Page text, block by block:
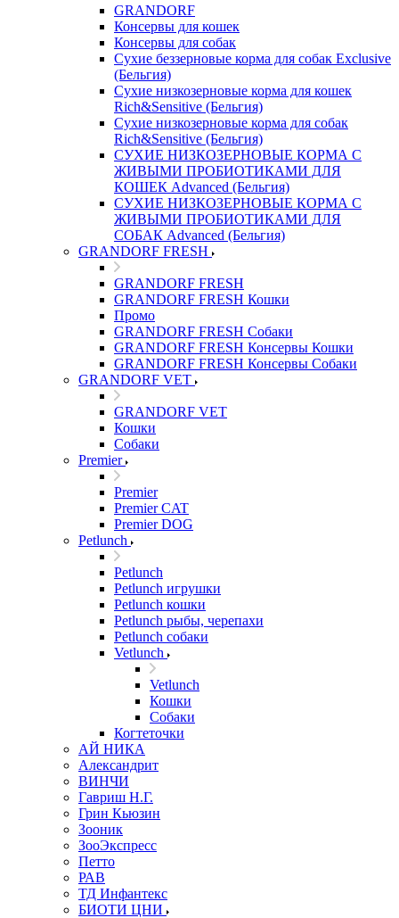
GRANDORF
Консервы для кошек
Консервы для собак
Сухие беззерновые корма для собак Exclusive
(Бельгия)
Сухие низкозерновые корма для кошек
Rich&Sensitive (Бельгия)
Сухие низкозерновые корма для собак
Rich&Sensitive (Бельгия)
СУХИЕ НИЗКОЗЕРНОВЫЕ КОРМА С
ЖИВЫМИ ПРОБИОТИКАМИ ДЛЯ
КОШЕК Advanced (Бельгия)
СУХИЕ НИЗКОЗЕРНОВЫЕ КОРМА С
ЖИВЫМИ ПРОБИОТИКАМИ ДЛЯ
СОБАК Advanced (Бельгия)
GRANDORF FRESH
GRANDORF FRESH
GRANDORF FRESH Кошки
Промо
GRANDORF FRESH Собаки
GRANDORF FRESH Консервы Кошки
GRANDORF FRESH Консервы Собаки
GRANDORF VET
GRANDORF VET
Кошки
Собаки
Premier
Premier
Premier CAT
Premier DOG
Petlunch
Petlunch
Petlunch игрушки
Petlunch кошки
Petlunch рыбы, черепахи
Petlunch собаки
Vetlunch
Vetlunch
Кошки
Собаки
Когтеточки
АЙ НИКА
Александрит
ВИНЧИ
Гавриш Н.Г.
Грин Кьюзин
Зооник
ЗооЭкспресс
Петто
РАВ
ТД Инфантекс
БИОТИ ЦНИ